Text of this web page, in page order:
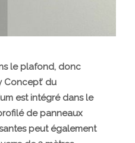
le plafond, donc
Concept’ du
est intégré dans le
de panneaux
peut également